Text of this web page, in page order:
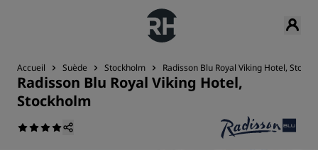
Accueil Suède Stockholm Radisson Blu Royal Viking Hotel,
Radisson Blu Royal Viking Hotel,
Stockholm